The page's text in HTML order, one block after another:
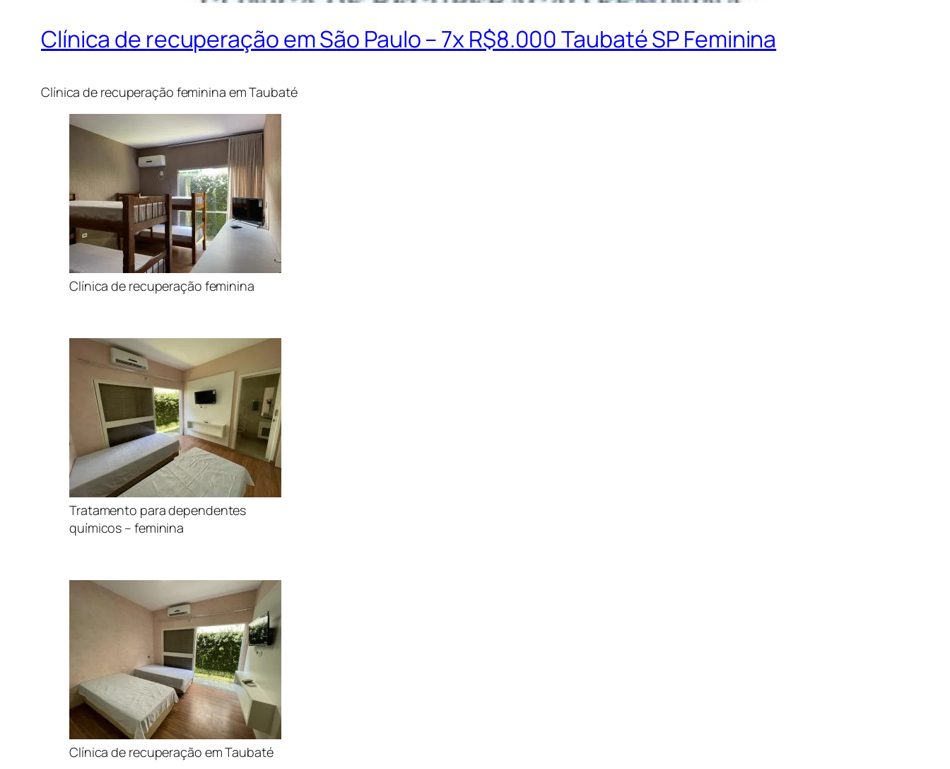
Clínica de recuperação em São Paulo – 7x R$8.000 Taubaté SP Feminina
Clínica de recuperação feminina em Taubaté
Clínica de recuperação feminina
Tratamento para dependentes
químicos – feminina
Clínica de recuperação em Taubaté